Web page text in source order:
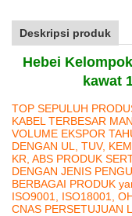
Deskripsi produk
Hebei
kawat
TOP SEPULUH
KABEL TERBESAR
VOLUME EKSPOR
DENGAN UL, TUV,
KR, ABS PRODUK
DENGAN JENIS
BERBAGAI PRODUK
ISO9001, ISO18001,
CNAS PERSETUJUAN